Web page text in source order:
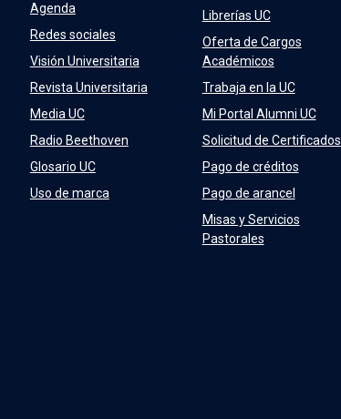
Agenda
Redes sociales
Visión Universitaria
Revista Universitaria
Media UC
Radio Beethoven
Glosario UC
Uso de marca
Librerías UC
Oferta de Cargos
Académicos
Trabaja en la UC
Mi Portal Alumni UC
Solicitud de Certificados
Pago de créditos
Pago de arancel
Misas y Servicios
Pastorales